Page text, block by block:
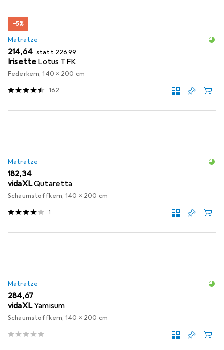
−5%
Matratze
EUR
214,64 statt EUR
226,99
Irisette Lotus TFK
Federkern, 140 x 200 cm
162
Matratze
EUR
182,34
vidaXLQutaretta
Schaumstoffkern, 140 x 200 cm
1
Matratze
EUR
284,67
vidaXLYamisum
Schaumstoffkern, 140 x 200 cm